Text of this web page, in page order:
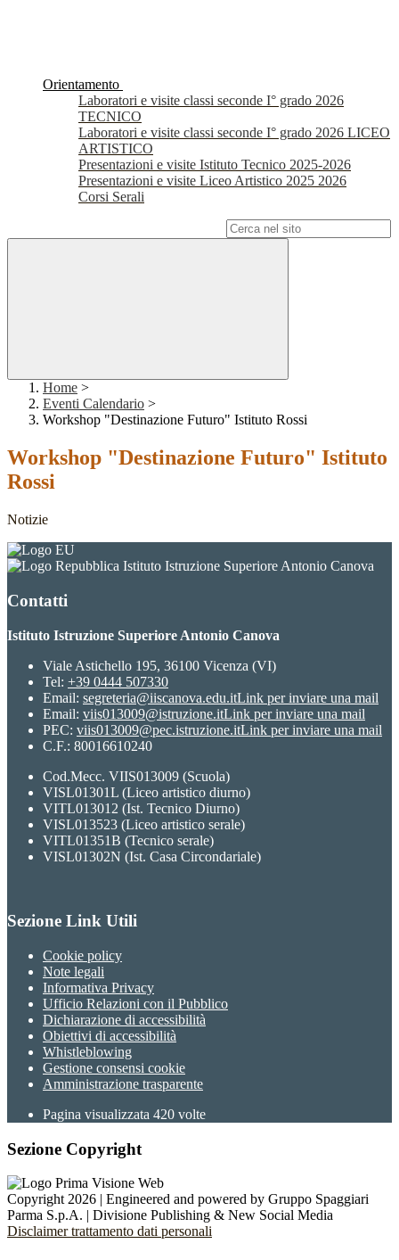
Orientamento
Laboratori e visite classi seconde I° grado 2026
TECNICO
Laboratori e visite classi seconde I° grado 2026 LICEO
ARTISTICO
Presentazioni e visite Istituto Tecnico 2025-2026
Presentazioni e visite Liceo Artistico 2025 2026
Corsi Serali
Home >
Eventi Calendario >
Workshop "Destinazione Futuro" Istituto Rossi
Workshop "Destinazione Futuro" Istituto
Rossi
Notizie
Istituto Istruzione Superiore Antonio Canova
Contatti
Istituto Istruzione Superiore Antonio Canova
Viale Astichello 195, 36100 Vicenza (VI)
Tel: +39 0444 507330
Email: segreteria@iiscanova.edu.itLink per inviare una mail
Email: viis013009@istruzione.itLink per inviare una mail
PEC: viis013009@pec.istruzione.itLink per inviare una mail
C.F.: 80016610240
Cod.Mecc. VIIS013009 (Scuola)
VISL01301L (Liceo artistico diurno)
VITL013012 (Ist. Tecnico Diurno)
VISL013523 (Liceo artistico serale)
VITL01351B (Tecnico serale)
VISL01302N (Ist. Casa Circondariale)
Sezione Link Utili
Cookie policy
Note legali
Informativa Privacy
Ufficio Relazioni con il Pubblico
Dichiarazione di accessibilità
Obiettivi di accessibilità
Whistleblowing
Gestione consensi cookie
Amministrazione trasparente
Pagina visualizzata 420 volte
Sezione Copyright
Copyright 2026 | Engineered and powered by Gruppo Spaggiari
Parma S.p.A. | Divisione Publishing & New Social Media
Disclaimer trattamento dati personali